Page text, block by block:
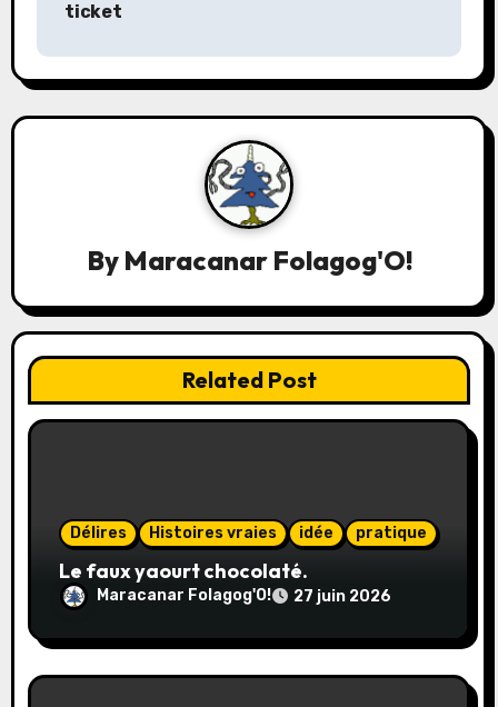
v
i
o
n
d
r
t
ticket
By Maracanar Folagog'O!
Related Post
Délires Histoires vraies idée pratique
Le faux yaourt chocolaté.
Maracanar Folagog'O! 27 juin 2026